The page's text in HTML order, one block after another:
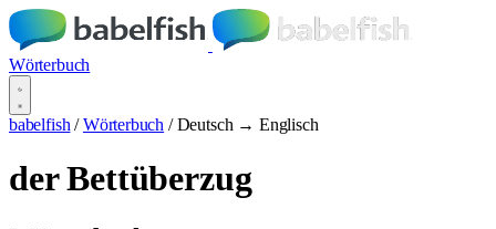
Wörterbuch
babelfish / Wörterbuch / Deutsch → Englisch
der Bettüberzug